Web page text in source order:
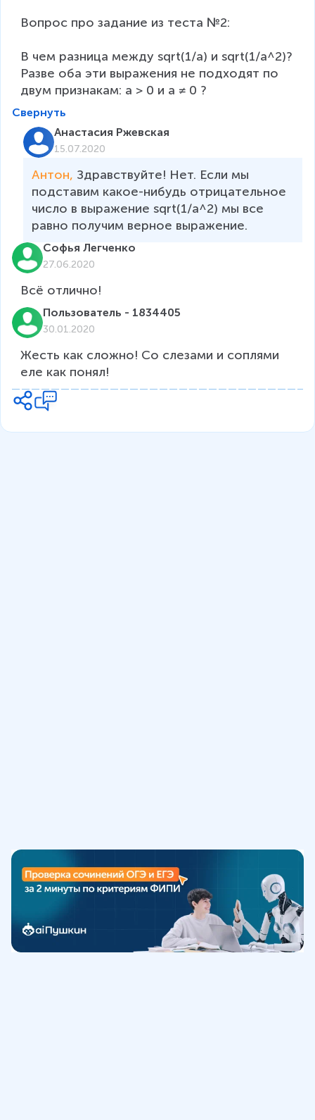
Вопрос про задание из теста №2:
В чем разница между sqrt(1/a) и sqrt(1/a^2)?
Разве оба эти выражения не подходят по
двум признакам: a > 0 и a ≠ 0 ?
Свернуть
Анастасия Ржевская
15.07.2020
Антон, Здравствуйте! Нет. Если мы
подставим какое-нибудь отрицательное
число в выражение sqrt(1/a^2) мы все
равно получим верное выражение.
Софья Легченко
27.06.2020
Всё отлично!
Пользователь - 1834405
30.01.2020
Жесть как сложно! Со слезами и соплями
еле как понял!